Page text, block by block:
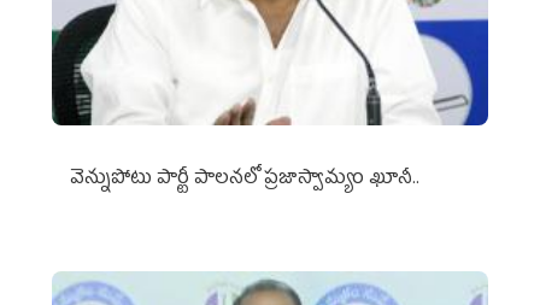
వెన్నుపోటు పార్టీ పాలనలో ప్రజాస్వామ్యం ఖూనీ..